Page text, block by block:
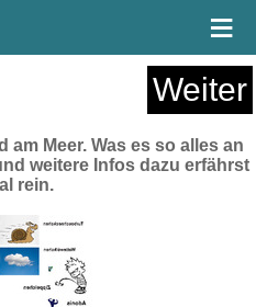
≡
Weiter
am Meer. Was es so alles an
weitere Infos dazu erfährst
rein.